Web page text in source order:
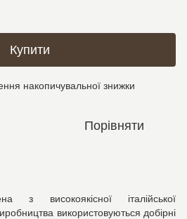
Купити
накопичувальної знижки
Порівняти
з високоякісної італійської
використовуються добірні